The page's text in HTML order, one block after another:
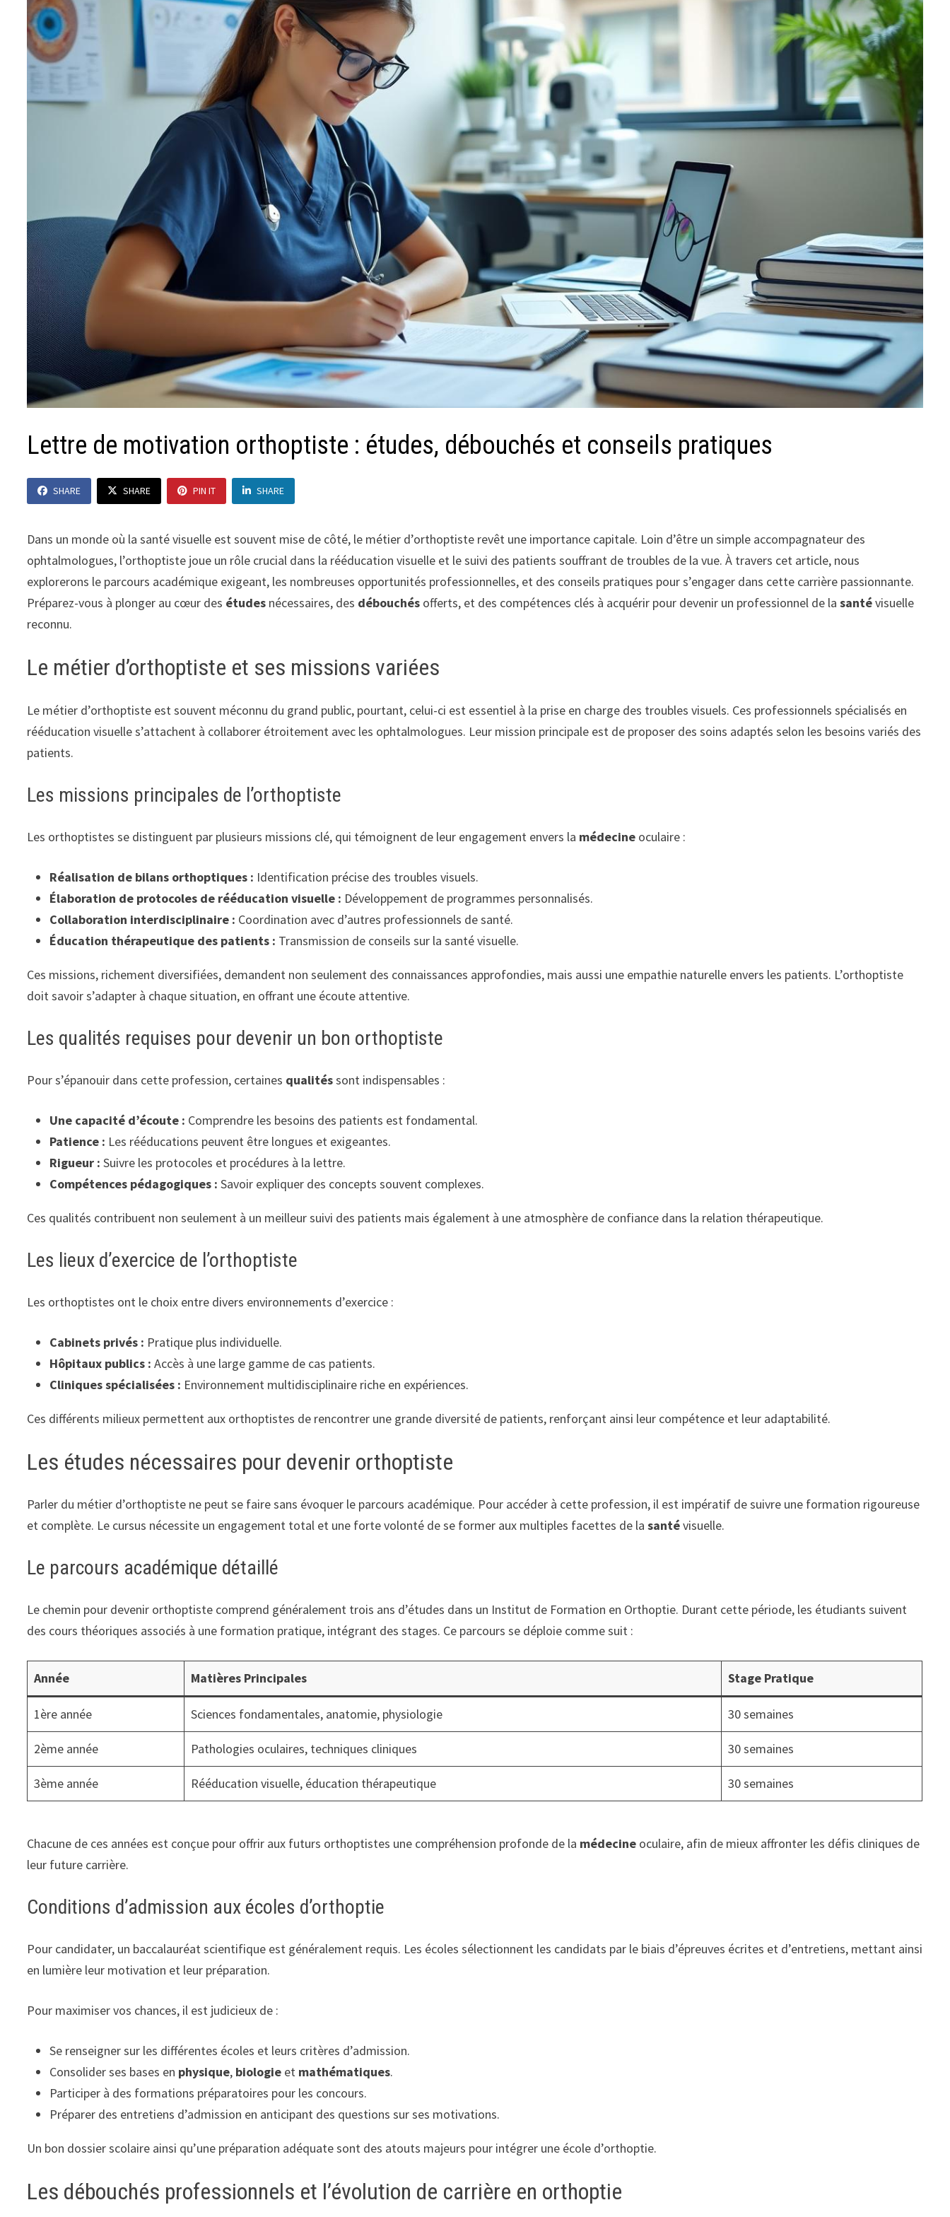
Lettre de motivation orthoptiste : études, débouchés et conseils pratiques
SHARE SHARE PIN IT SHARE
Dans un monde où la santé visuelle est souvent mise de côté, le métier d’orthoptiste revêt une importance capitale. Loin d’être un simple accompagnateur des
ophtalmologues, l’orthoptiste joue un rôle crucial dans la rééducation visuelle et le suivi des patients souffrant de troubles de la vue. À travers cet article, nous
explorerons le parcours académique exigeant, les nombreuses opportunités professionnelles, et des conseils pratiques pour s’engager dans cette carrière passionnante.
Préparez-vous à plonger au cœur des études nécessaires, des débouchés offerts, et des compétences clés à acquérir pour devenir un professionnel de lasantévisuelle
reconnu.
Le métier d’orthoptiste et ses missions variées
Le métier d’orthoptiste est souvent méconnu du grand public, pourtant, celui-ci est essentiel à la prise en charge des troubles visuels. Ces professionnels spécialisés en
rééducation visuelle s’attachent à collaborer étroitement avec les ophtalmologues. Leur mission principale est de proposer des soins adaptés selon les besoins variés des
patients.
Les missions principales de l’orthoptiste
Les orthoptistes se distinguent par plusieurs missions clé, qui témoignent de leur engagement envers la médecine oculaire :
Réalisation de bilans orthoptiques : Identification précise des troubles visuels.
Élaboration de protocoles de rééducation visuelle : Développement de programmes personnalisés.
Collaboration interdisciplinaire : Coordination avec d’autres professionnels de santé.
Éducation thérapeutique des patients : Transmission de conseils sur la santé visuelle.
Ces missions, richement diversifiées, demandent non seulement des connaissances approfondies, mais aussi une empathie naturelle envers les patients. L’orthoptiste
doit savoir s’adapter à chaque situation, en offrant une écoute attentive.
Les qualités requises pour devenir un bon orthoptiste
Pour s’épanouir dans cette profession, certaines qualitéssont indispensables :
Une capacité d’écoute : Comprendre les besoins des patients est fondamental.
Patience : Les rééducations peuvent être longues et exigeantes.
Rigueur : Suivre les protocoles et procédures à la lettre.
Compétences pédagogiques : Savoir expliquer des concepts souvent complexes.
Ces qualités contribuent non seulement à un meilleur suivi des patients mais également à une atmosphère de confiance dans la relation thérapeutique.
Les lieux d’exercice de l’orthoptiste
Les orthoptistes ont le choix entre divers environnements d’exercice :
Cabinets privés : Pratique plus individuelle.
Hôpitaux publics : Accès à une large gamme de cas patients.
Cliniques spécialisées : Environnement multidisciplinaire riche en expériences.
Ces différents milieux permettent aux orthoptistes de rencontrer une grande diversité de patients, renforçant ainsi leur compétence et leur adaptabilité.
Les études nécessaires pour devenir orthoptiste
Parler du métier d’orthoptiste ne peut se faire sans évoquer le parcours académique. Pour accéder à cette profession, il est impératif de suivre une formation rigoureuse
et complète. Le cursus nécessite un engagement total et une forte volonté de se former aux multiples facettes de lasantévisuelle.
Le parcours académique détaillé
Le chemin pour devenir orthoptiste comprend généralement trois ans d’études dans un Institut de Formation en Orthoptie. Durant cette période, les étudiants suivent
des cours théoriques associés à une formation pratique, intégrant des stages. Ce parcours se déploie comme suit :
Année Matières Principales Stage Pratique
1ère année Sciences fondamentales, anatomie, physiologie 30 semaines
2ème année Pathologies oculaires, techniques cliniques 30 semaines
3ème année Rééducation visuelle, éducation thérapeutique 30 semaines
Chacune de ces années est conçue pour offrir aux futurs orthoptistes une compréhension profonde de la médecine oculaire, afin de mieux affronter les défis cliniques de
leur future carrière.
Conditions d’admission aux écoles d’orthoptie
Pour candidater, un baccalauréat scientifique est généralement requis. Les écoles sélectionnent les candidats par le biais d’épreuves écrites et d’entretiens, mettant ainsi
en lumière leur motivation et leur préparation.
Pour maximiser vos chances, il est judicieux de :
Se renseigner sur les différentes écoles et leurs critères d’admission.
Consolider ses bases en physique, biologie et mathématiques.
Participer à des formations préparatoires pour les concours.
Préparer des entretiens d’admission en anticipant des questions sur ses motivations.
Un bon dossier scolaire ainsi qu’une préparation adéquate sont des atouts majeurs pour intégrer une école d’orthoptie.
Les débouchés professionnels et l’évolution de carrière en orthoptie